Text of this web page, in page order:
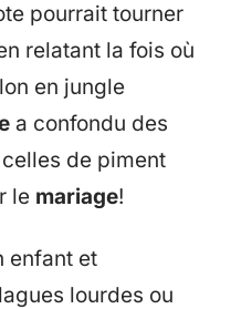
pourrait tourner
relatant la fois où
en jungle
a confondu des
de piment
le mariage!
enfant et
lourdes ou